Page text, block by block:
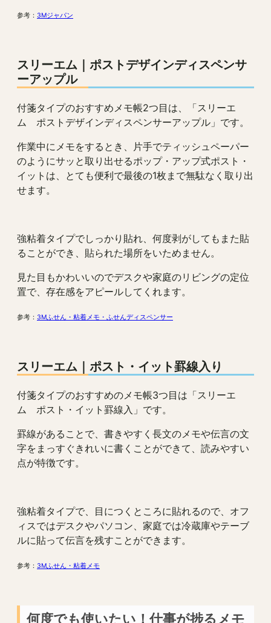
参考： 3Mジャパン
スリーエム ｜ ポストデザインディスペンサ
ーアップル
付箋タイプのおすすめメモ帳2つ目は、「スリーエ
ム ポストデザインディスペンサーアップル」です。
作業中にメモをするとき、片手でティッシュペーパー
のようにサッと取り出せるポップ・アップ式ポスト・
イットは、とても便利で最後の1枚まで無駄なく取り出
せます。
強粘着タイプでしっかり貼れ、何度剥がしてもまた貼
ることができ、貼られた場所をいためません。
見た目もかわいいのでデスクや家庭のリビングの定位
置で、存在感をアピールしてくれます。
参考： 3Mふせん・粘着メモ・ふせんディスペンサー
スリーエム ｜ ポスト・イット罫線入り
付箋タイプのおすすめのメモ帳3つ目は「スリーエ
ム ポスト・イット罫線入」です。
罫線があることで、書きやすく長文のメモや伝言の文
字をまっすぐきれいに書くことができて、読みやすい
点が特徴です。
強粘着タイプで、目につくところに貼れるので、オフ
ィスではデスクやパソコン、家庭では冷蔵庫やテーブ
ルに貼って伝言を残すことができます。
参考： 3Mふせん・粘着メモ
何度でも使いたい！仕事が捗るメモ